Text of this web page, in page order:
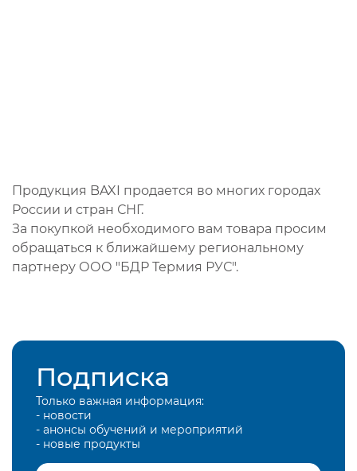
Продукция BAXI продается во многих городах
России и стран СНГ.
За покупкой необходимого вам товара просим
обращаться к ближайшему региональному
партнеру ООО "БДР Термия РУС".
Подписка
Только важная информация:
- новости
- анонсы обучений и мероприятий
- новые продукты